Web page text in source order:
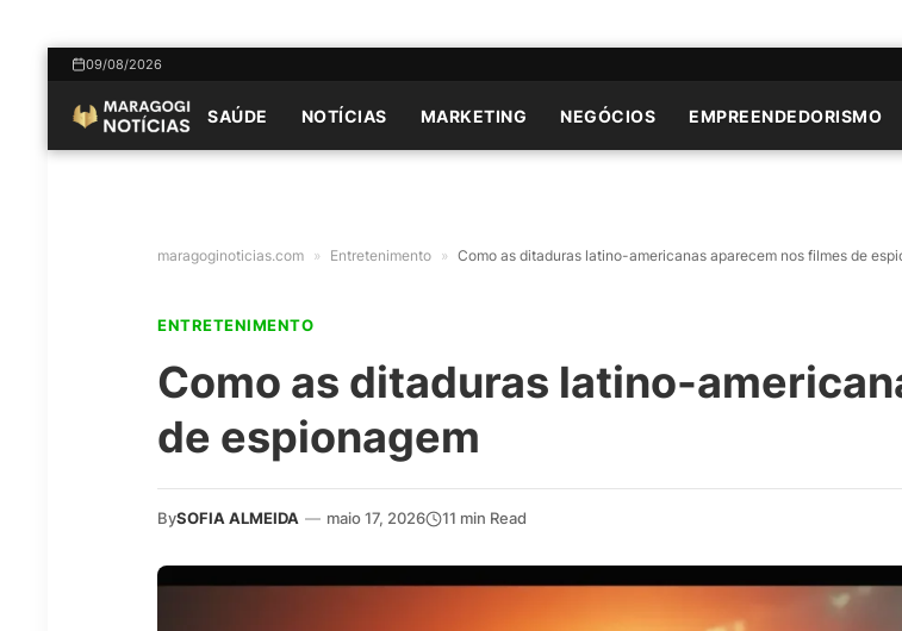
09/08/2026
SAÚDE NOTÍCIAS MARKETING NEGÓCIOS EMPREENDEDORISMO
maragoginoticias.com » Entretenimento » Como as ditaduras latino-americanas aparecem nos filmes de
ENTRETENIMENTO
Como as ditaduras latino-
de espionagem
BySOFIA ALMEIDA — maio 17, 2026 11 min Read